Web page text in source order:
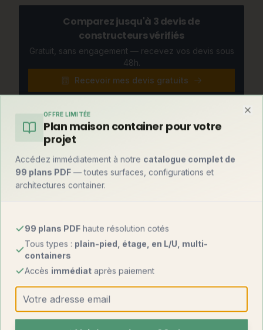
Comparez jusqu'à 3 devis de
constructeurs vérifiés
Gratuit, sans engagement — recevez vos devis sous
48h.
Recevoir mes devis gratuits
Et par rapport à une maison container ?
Mise en perspective avec l'alternative container, notre
spécialité historique :
Prix au m²
1 000 – 2 000
€
€
Fabrication
usine
100 %
Montage sur site 2 à 5 jours 1 à 3 jours
OFFRE LIMITÉE
Plan maison container pour votre
projet
Accédez immédiatement à notre catalogue complet de
99 plans PDF — toutes surfaces, configurations et
architectures container.
99 plans PDF haute résolution cotés
Tous types : plain-pied, étage, en L/U, multi-
containers
Accès immédiat après paiement